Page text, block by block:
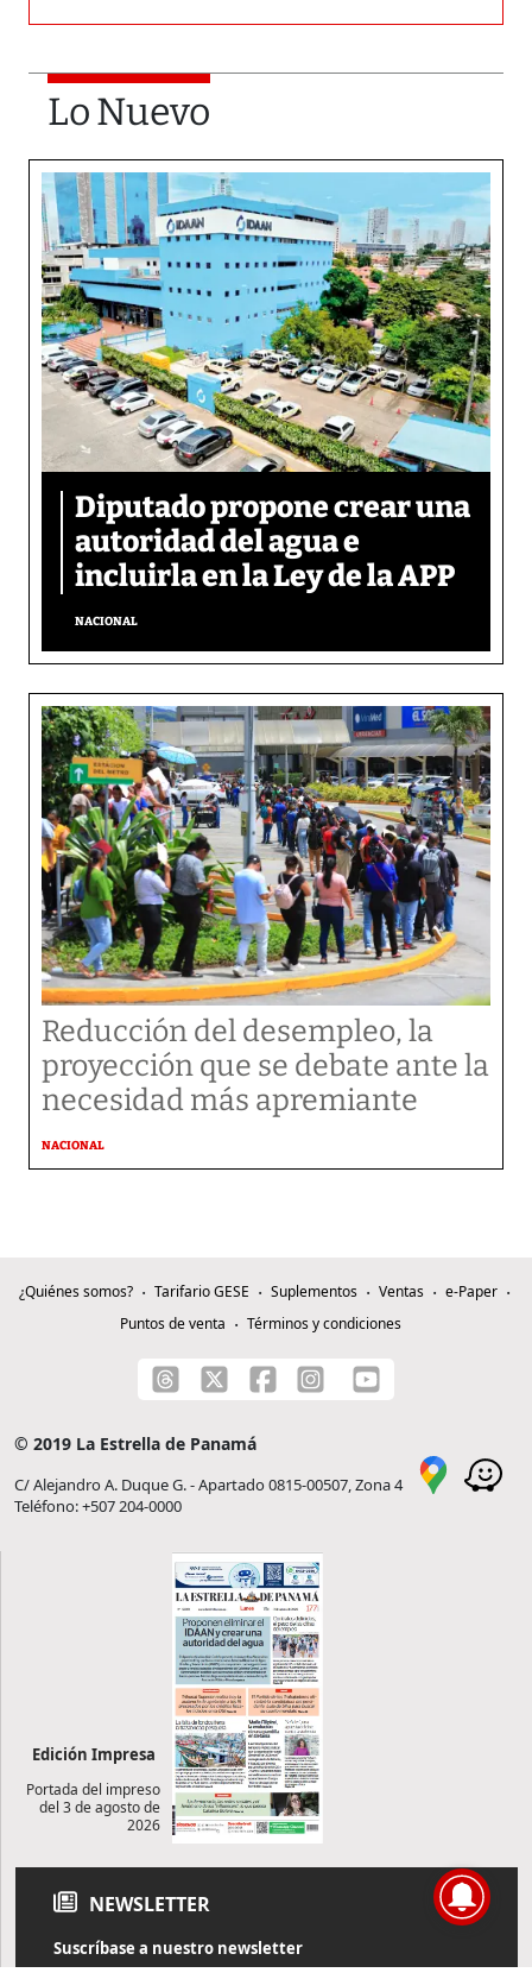
Lo Nuevo
Diputado propone crear una
autoridad del agua e
incluirla en la Ley de la APP
NACIONAL
Reducción del desempleo, la
proyección que se debate ante la
necesidad más apremiante
NACIONAL
¿Quiénes somos? Tarifario GESE Suplementos Ventas
e-Paper
Puntos de venta
Términos y condiciones
© 2019 La Estrella de Panamá
C/ Alejandro A. Duque G. - Apartado 0815-00507, Zona 4
Teléfono: +507 204-0000
Edición Impresa
Portada del impreso
del 3 de agosto de
2026
NEWSLETTER
Suscríbase a nuestro newsletter
Reciba diariamente información de actualidad directamente en